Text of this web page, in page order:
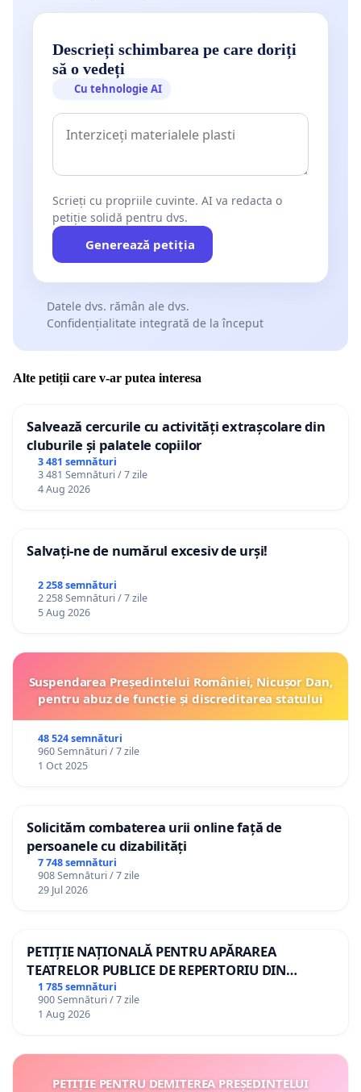
Descrieți schimbarea pe care doriți
să o vedeți
Cu tehnologie AI
Scrieți cu propriile cuvinte. AI va redacta o
petiție solidă pentru dvs.
Generează petiția
Datele dvs. rămân ale dvs.
Confidențialitate integrată de la început
Alte petiții care v-ar putea interesa
Salvează cercurile cu activități extrașcolare din
cluburile și palatele copiilor
3 481 semnături
3 481 Semnături / 7 zile
4 Aug 2026
Salvați-ne de numărul excesiv de urși!
2 258 semnături
2 258 Semnături / 7 zile
5 Aug 2026
Suspendarea Președintelui României, Nicușor Dan,
pentru abuz de funcție și discreditarea statului
48 524 semnături
960 Semnături / 7 zile
1 Oct 2025
Solicităm combaterea urii online față de
persoanele cu dizabilități
7 748 semnături
908 Semnături / 7 zile
29 Jul 2026
PETIȚIE NAȚIONALĂ PENTRU APĂRAREA
TEATRELOR PUBLICE DE REPERTORIU DIN
ROMÂNIA
1 785 semnături
900 Semnături / 7 zile
1 Aug 2026
PETIȚIE PENTRU DEMITEREA PREȘEDINTELUI